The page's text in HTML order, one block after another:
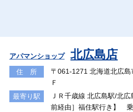
アパマンショップ 北広島店
住 所
〒061-1271 北海道北広
Ｆ
最寄り駅
ＪＲ千歳線 北広島駅/北
前経由］福住駅行き】